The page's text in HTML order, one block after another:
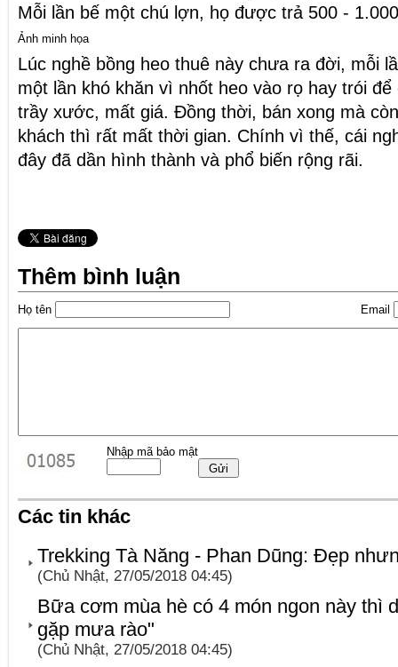
Mỗi lần bế một chú lợn, họ được trả 500 -
Ảnh minh họa
Lúc nghề bồng heo thuê này chưa ra đời, mỗi
một lần khó khăn vì nhốt heo vào rọ hay trói để
trầy xước, mất giá. Đồng thời, bán xong mà
khách thì rất mất thời gian. Chính vì thế, cái
đây đã dần hình thành và phổ biến rộng rãi.
Thêm bình luận
Họ tên Email
Nhập mã bảo mật
Các tin khác
Trekking Tà Năng - Phan Dũng: Đẹp
(Chủ Nhật, 27/05/2018 04:45)
Bữa cơm mùa hè có 4 món ngon này thì
gặp mưa rào"
(Chủ Nhật, 27/05/2018 04:45)